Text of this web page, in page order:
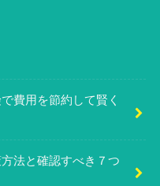
費用を節約して賢く
法と確認すべき７つ